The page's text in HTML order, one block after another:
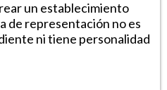
un establecimiento
de representación no es
ni tiene personalidad